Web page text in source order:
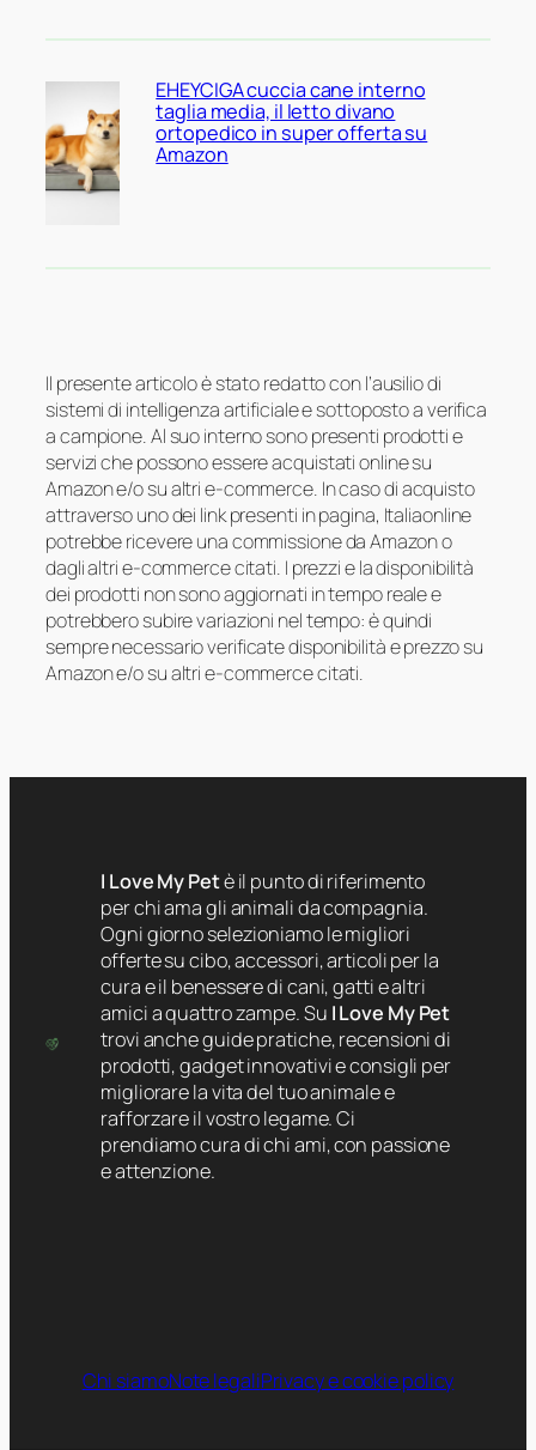
EHEYCIGA cuccia cane interno
taglia media, il letto divano
ortopedico in super offerta su
Amazon
Il presente articolo è stato redatto con l’ausilio di
sistemi di intelligenza artificiale e sottoposto a verifica
a campione. Al suo interno sono presenti prodotti e
servizi che possono essere acquistati online su
Amazon e/o su altri e-commerce. In caso di acquisto
attraverso uno dei link presenti in pagina, Italiaonline
potrebbe ricevere una commissione da Amazon o
dagli altri e-commerce citati. I prezzi e la disponibilità
dei prodotti non sono aggiornati in tempo reale e
potrebbero subire variazioni nel tempo: è quindi
sempre necessario verificate disponibilità e prezzo su
Amazon e/o su altri e-commerce citati.
I Love My Petè il punto di riferimento
per chi ama gli animali da compagnia.
Ogni giorno selezioniamo le migliori
offerte su cibo, accessori, articoli per la
cura e il benessere di cani, gatti e altri
amici a quattro zampe. Su I Love My Pet
trovi anche guide pratiche, recensioni di
prodotti, gadget innovativi e consigli per
migliorare la vita del tuo animale e
rafforzare il vostro legame. Ci
prendiamo cura di chi ami, con passione
e attenzione.
Chi siamoNote legaliPrivacy e cookie policy